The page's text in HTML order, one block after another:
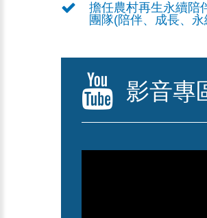
擔任農村再生永續陪
團隊(陪伴、成長、永
影音專